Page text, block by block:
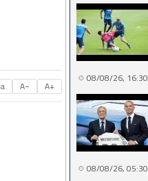
A− A+
08/08/26, 16:30
08/08/26, 05:30